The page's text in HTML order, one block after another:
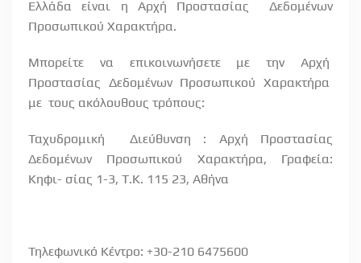
Ελλάδα είναι η Αρχή Προστασίας
Δεδομένων
Προσωπικού Χαρακτήρα.
Μπορείτε να επικοινωνήσετε με την
Αρχή
Προστασίας Δεδομένων Προσωπικού Χαρακτήρα
με τους ακόλουθους τρόπους:
Ταχυδρομική
Διεύθυνση : Αρχή Προστασίας
Δεδομένων Προσωπικού Χαρακτήρα, Γραφεία:
Κηφι- σίας 1-3, Τ.Κ. 115 23, Αθήνα
Τηλεφωνικό Κέντρο: +30-210 6475600